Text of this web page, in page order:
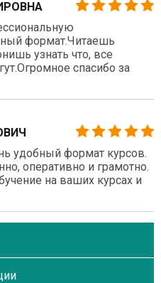
формат.Читаешь
узнать что, все
спасибо за
удобный формат курсов.
оперативно и грамотно.
на ваших курсах и